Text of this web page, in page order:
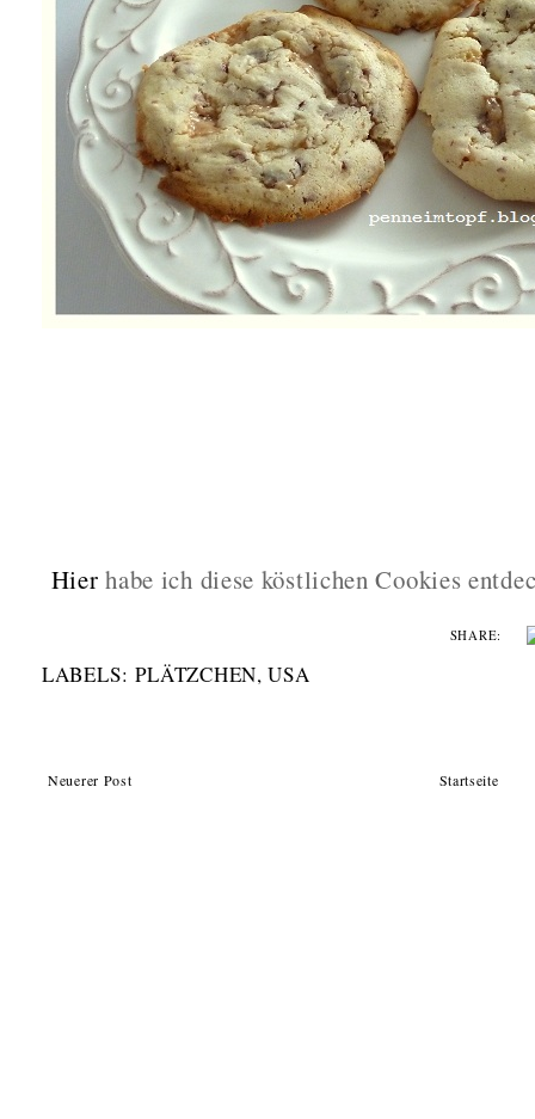
Hier habe ich diese köstlichen Cookies
SHARE:
LABELS: PLÄTZCHEN,USA
Neuerer Post Startseite